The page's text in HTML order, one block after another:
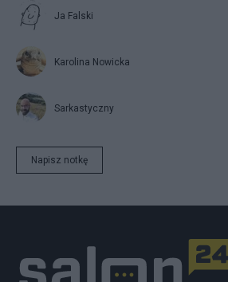
Ja Falski
Karolina Nowicka
Sarkastyczny
Napisz notkę